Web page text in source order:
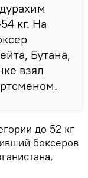
кг. На
Бутана,
взял
до 52 кг
боксеров